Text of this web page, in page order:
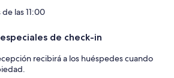
las 11:00
de check-in
recibirá a los huéspedes cuando